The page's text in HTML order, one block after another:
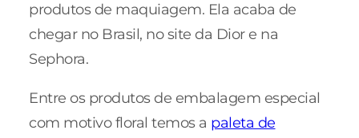
produtos de maquiagem. Ela acaba de
chegar no Brasil, no site da Dior e na
Sephora.
Entre os produtos de embalagem especial
com motivo floral temos a paleta de